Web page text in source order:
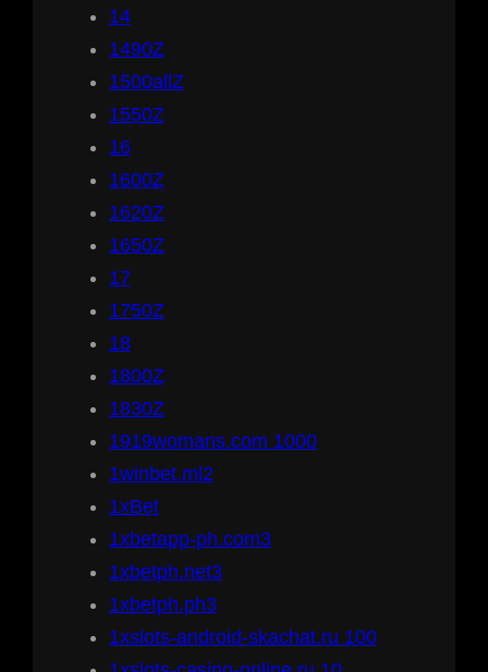
14
1490Z
1500allZ
1550Z
16
1600Z
1620Z
1650Z
17
1750Z
18
1800Z
1830Z
1919womans.com 1000
1winbet.ml2
1xBet
1xbetapp-ph.com3
1xbetph.net3
1xbetph.ph3
1xslots-android-skachat.ru 100